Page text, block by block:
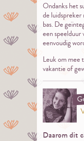
Ondanks het
de luidspreker
bas. De
een speelduur
eenvoudig
Leuk om mee
vakantie of
Daarom dit